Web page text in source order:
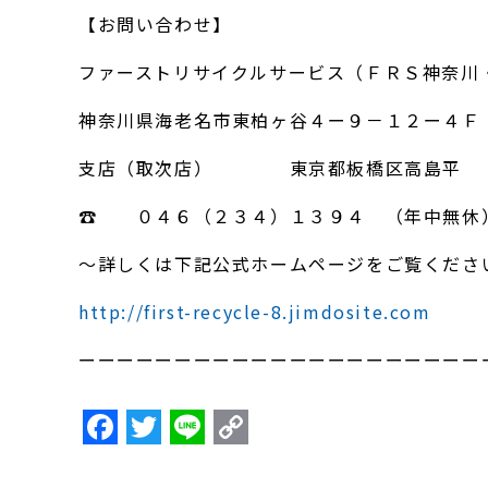
【お問い合わせ】
ファーストリサイクルサービス（ＦＲＳ神奈川
神奈川県海老名市東柏ヶ谷４ー９－１２ー４Ｆ
支店（取次店） 東京都板橋区高島平
☎ ０４６（２３４）１３９４ （年中無休）
～詳しくは下記公式ホームページをご覧くださ
http://first-recycle-8.jimdosite.com
ーーーーーーーーーーーーーーーーーーーーー
F T Li